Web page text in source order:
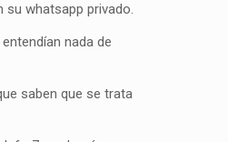
su whatsapp privado.
nada de
saben que se trata